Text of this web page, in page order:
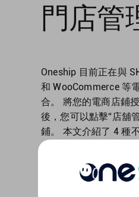
門店管
Oneship 目前正在與
和 WooCommerce 等
合。 將您的電商店鋪
後，您可以點擊“店舖
鋪。 本文介紹了 4 種